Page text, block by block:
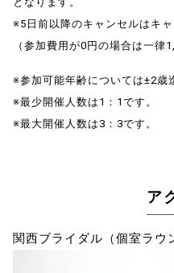
※5日前以降のキャンセルはキャ
（参加費用が0円の場合は一律
※参加可能年齢については±2歳
※最少開催人数は1：1です。
※最大開催人数は3：3です。
ア
関西ブライダル（個室ラウ